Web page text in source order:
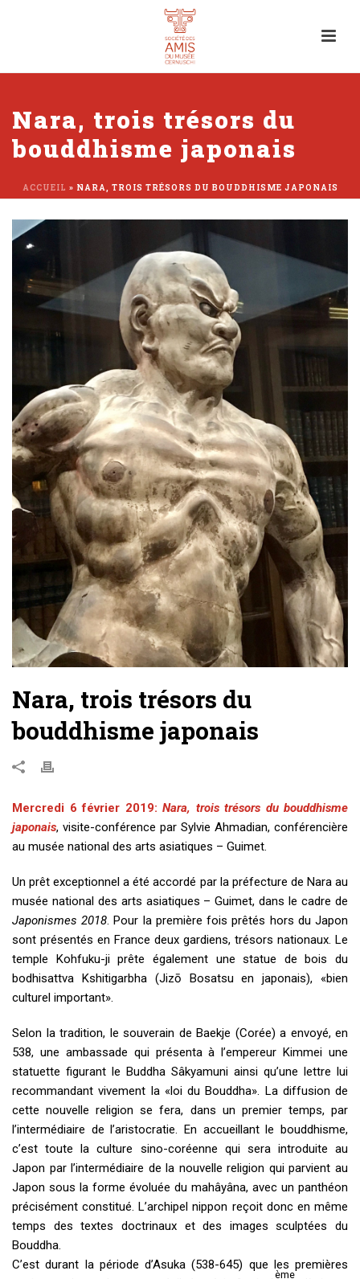
Nara, trois trésors du
bouddhisme japonais
ACCUEIL » NARA, TROIS TRÉSORS DU BOUDDHISME JAPONAIS
Nara, trois trésors du
bouddhisme japonais
Mercredi 6 février 2019: Nara, trois trésors du bouddhisme
japonais, visite-conférence par Sylvie Ahmadian, conférencière
au musée national des arts asiatiques – Guimet.
Un prêt exceptionnel a été accordé par la préfecture de Nara au
musée national des arts asiatiques – Guimet, dans le cadre de
Japonismes 2018. Pour la première fois prêtés hors du Japon
sont présentés en France deux gardiens, trésors nationaux. Le
temple Kohfuku-ji prête également une statue de bois du
bodhisattva Kshitigarbha (Jizō Bosatsu en japonais), «bien
culturel important».
Selon la tradition, le souverain de Baekje (Corée) a envoyé, en
538, une ambassade qui présenta à l’empereur Kimmei une
statuette figurant le Buddha Sâkyamuni ainsi qu’une lettre lui
recommandant vivement la «loi du Bouddha». La diffusion de
cette nouvelle religion se fera, dans un premier temps, par
l’intermédiaire de l’aristocratie. En accueillant le bouddhisme,
c’est toute la culture sino-coréenne qui sera introduite au
Japon par l’intermédiaire de la nouvelle religion qui parvient au
Japon sous la forme évoluée du mahâyâna, avec un panthéon
précisément constitué. L’archipel nippon reçoit donc en même
temps des textes doctrinaux et des images sculptées du
Bouddha.
C’est durant la période d’Asuka (538-645) que les premières
ème